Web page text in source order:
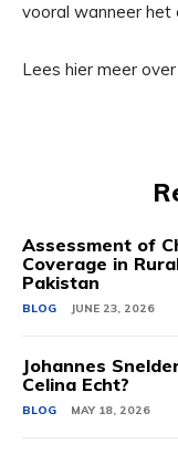
vooral wanneer het
Lees hier meer
Assessment of
Coverage in
Pakistan
BLOG JUNE 23, 2026
Johannes
Celina Echt?
BLOG MAY 18, 2026